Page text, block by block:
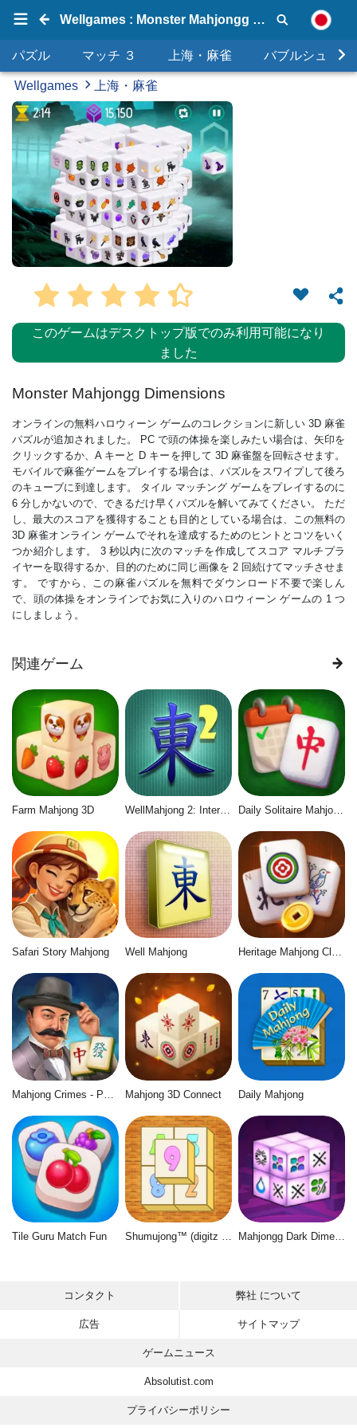
Wellgames : Monster Mahjongg Dimensions
パズル マッチ ３ 上海・麻雀 バブルシュータ
Wellgames 上海・麻雀
このゲームはデスクトップ版でのみ利用可能になり
ました
Monster Mahjongg Dimensions
オンラインの無料ハロウィーン ゲームのコレクションに新しい 3D 麻雀
パズルが追加されました。 PC で頭の体操を楽しみたい場合は、矢印を
クリックするか、A キーと D キーを押して 3D 麻雀盤を回転させます。
モバイルで麻雀ゲームをプレイする場合は、パズルをスワイプして後ろ
のキューブに到達します。 タイル マッチング ゲームをプレイするのに
6 分しかないので、できるだけ早くパズルを解いてみてください。 ただ
し、最大のスコアを獲得することも目的としている場合は、この無料の
3D 麻雀オンライン ゲームでそれを達成するためのヒントとコツをいく
つか紹介します。 3 秒以内に次のマッチを作成してスコア マルチプラ
イヤーを取得するか、目的のために同じ画像を 2 回続けてマッチさせま
す。 ですから、この麻雀パズルを無料でダウンロード不要で楽しん
で、頭の体操をオンラインでお気に入りのハロウィーン ゲームの 1 つ
にしましょう。
関連ゲーム
Farm Mahjong 3D WellMahjong 2: Internet Community Daily Solitaire Mahjong Classic
Safari Story Mahjong Well Mahjong Heritage Mahjong Classic
Mahjong 3D Connect Daily Mahjong
Tile Guru Match Fun Mahjongg Dark Dimensions
コンタクト 弊社 について
広告 サイトマップ
ゲームニュース
Absolutist.com
プライバシーポリシー